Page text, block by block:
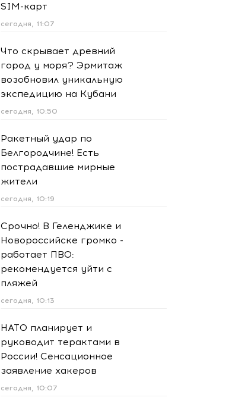
SIM-карт
сегодня, 11:07
Что скрывает древний
город у моря? Эрмитаж
возобновил уникальную
экспедицию на Кубани
сегодня, 10:50
Ракетный удар по
Белгородчине! Есть
пострадавшие мирные
жители
сегодня, 10:19
Срочно! В Геленджике и
Новороссийске громко -
работает ПВО:
рекомендуется уйти с
пляжей
сегодня, 10:13
НАТО планирует и
руководит терактами в
России! Сенсационное
заявление хакеров
сегодня, 10:07